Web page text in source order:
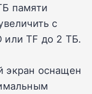
памяти
с
TF до 2 ТБ.
оснащен